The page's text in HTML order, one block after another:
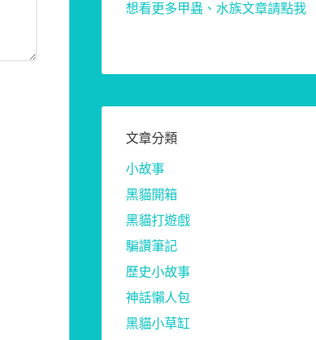
想看更多甲蟲、水族文章請點我
文章分類
小故事
黑貓開箱
黑貓打遊戲
騙讚筆記
歷史小故事
神話懶人包
黑貓小草缸